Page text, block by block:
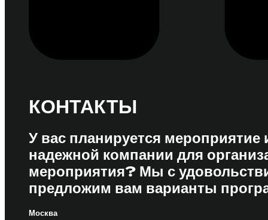
КОНТАКТЫ
У вас планируется
надежной компании для
мероприятия? Мы с
предложим вам варианты
Москва